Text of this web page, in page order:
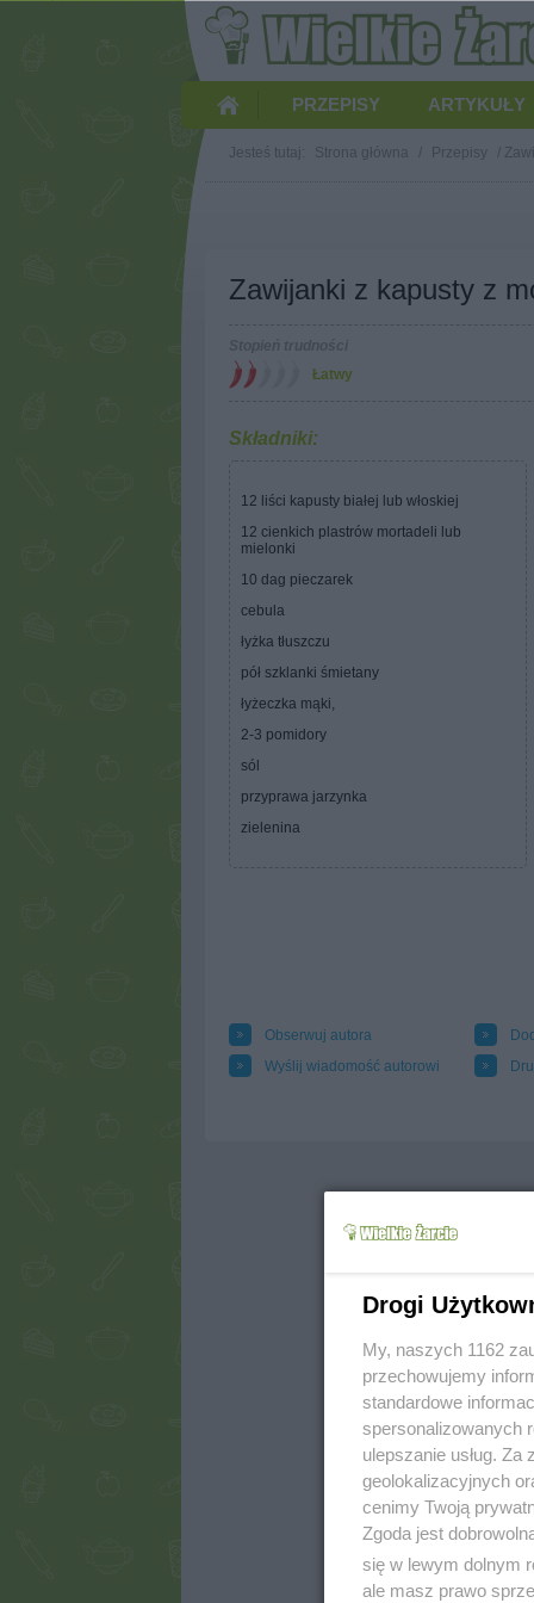
PRZEPISY ARTYKUŁY
Jesteś tutaj: Strona główna / Przepisy /
Zawijanki z kapusty z
Łatwy
Składniki:
12 liści kapusty białej lub włoskiej
12 cienkich plastrów mortadeli lub
mielonki
10 dag pieczarek
cebula
łyżka tłuszczu
pół szklanki śmietany
łyżeczka mąki,
2-3 pomidory
sól
przyprawa jarzynka
zielenina
Obserwuj autora
Wyślij wiadomość autorowi
Drogi
My, naszych 1162
przechowujemy
standardowe
spersonalizowanych
ulepszanie usług.
geolokalizacyjnych
cenimy Twoją
Zgoda jest
się w lewym dolnym
ale masz prawo